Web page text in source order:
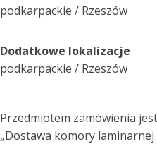
podkarpackie / Rzeszów
Dodatkowe lokalizacje
podkarpackie / Rzeszów
Przedmiotem zamówienia
„Dostawa komory laminarnej